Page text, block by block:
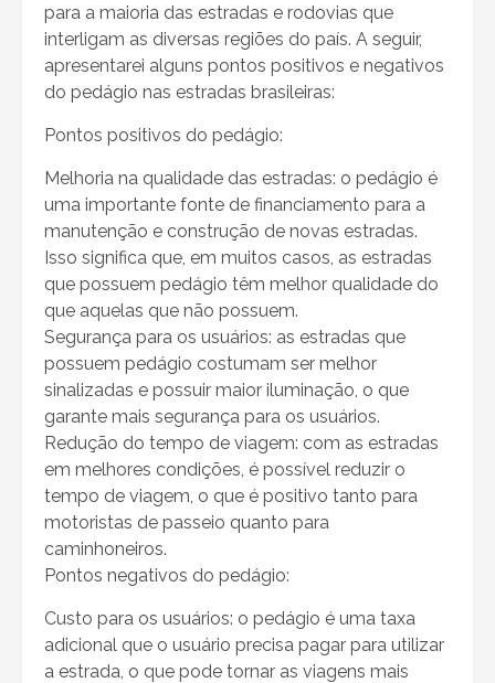
para a maioria das estradas e rodovias que
interligam as diversas regiões do país. A seguir,
apresentarei alguns pontos positivos e negativos
do pedágio nas estradas brasileiras:
Pontos positivos do pedágio:
Melhoria na qualidade das estradas: o pedágio é
uma importante fonte de financiamento para a
manutenção e construção de novas estradas.
Isso significa que, em muitos casos, as estradas
que possuem pedágio têm melhor qualidade do
que aquelas que não possuem.
Segurança para os usuários: as estradas que
possuem pedágio costumam ser melhor
sinalizadas e possuir maior iluminação, o que
garante mais segurança para os usuários.
Redução do tempo de viagem: com as estradas
em melhores condições, é possível reduzir o
tempo de viagem, o que é positivo tanto para
motoristas de passeio quanto para
caminhoneiros.
Pontos negativos do pedágio:
Custo para os usuários: o pedágio é uma taxa
adicional que o usuário precisa pagar para utilizar
a estrada, o que pode tornar as viagens mais